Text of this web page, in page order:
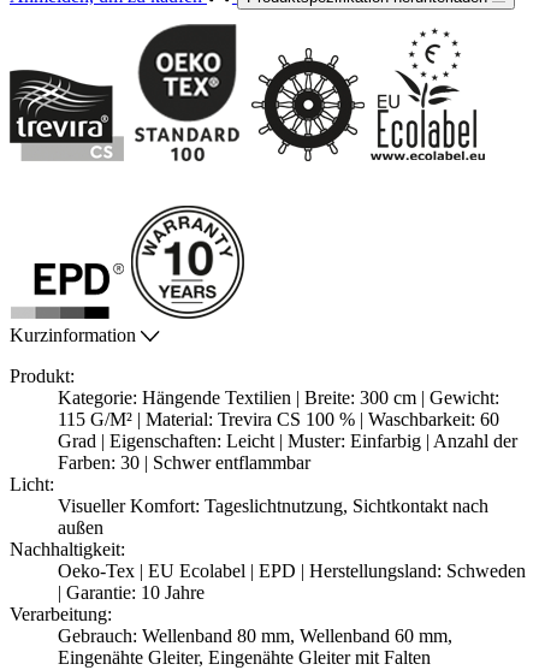
Kurzinformation
Produkt:
Kategorie: Hängende Textilien | Breite: 300 cm | Gewicht:
115 G/M² | Material: Trevira CS 100 % | Waschbarkeit: 60
Grad | Eigenschaften: Leicht | Muster: Einfarbig | Anzahl der
Farben: 30 | Schwer entflammbar
Licht:
Visueller Komfort: Tageslichtnutzung, Sichtkontakt nach
außen
Nachhaltigkeit:
Oeko-Tex | EU Ecolabel | EPD | Herstellungsland: Schweden
| Garantie: 10 Jahre
Verarbeitung:
Gebrauch: Wellenband 80 mm, Wellenband 60 mm,
Eingenähte Gleiter, Eingenähte Gleiter mit Falten